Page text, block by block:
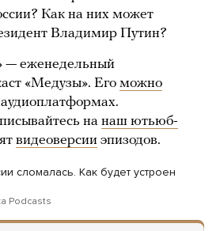
Как на них может
Владимир Путин?
— еженедельный
«Медузы». Его можно
на наш ютьюб-
видеоверсии эпизодов.
сломалась. Как будет устроен
Podcasts